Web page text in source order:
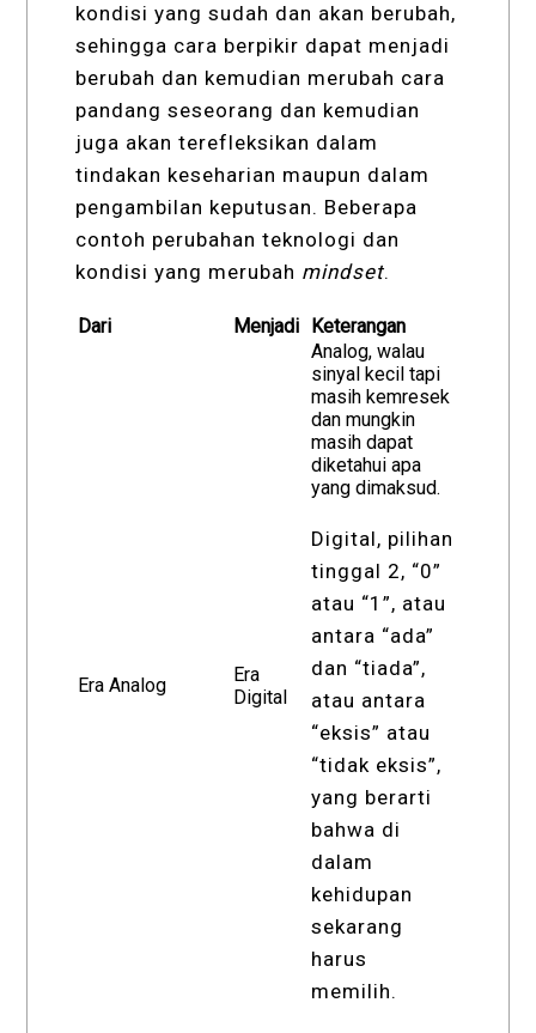
kondisi yang sudah dan akan berubah,
sehingga cara berpikir dapat menjadi
berubah dan kemudian merubah cara
pandang seseorang dan kemudian
juga akan terefleksikan dalam
tindakan keseharian maupun dalam
pengambilan keputusan. Beberapa
contoh perubahan teknologi dan
kondisi yang merubah mindset.
Dari Menjadi Keterangan
Era Analog
Era
Digital
Analog, walau
sinyal kecil tapi
masih kemresek
dan mungkin
masih dapat
diketahui apa
yang dimaksud.
Digital, pilihan
tinggal 2, “0”
atau “1”, atau
antara “ada”
dan “tiada”,
atau antara
“eksis” atau
“tidak eksis”,
yang berarti
bahwa di
dalam
kehidupan
sekarang
harus
memilih.